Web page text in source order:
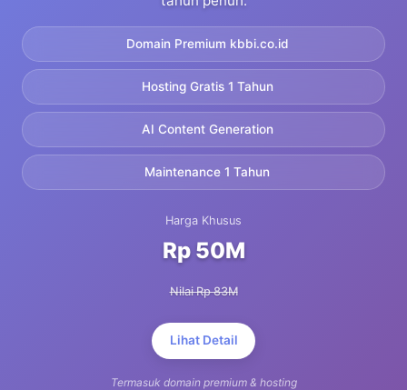
Domain Premium kbbi.co.id
Hosting Gratis 1 Tahun
AI Content Generation
Maintenance 1 Tahun
Harga Khusus
Rp 50M
Nilai Rp 83M
Lihat Detail
Termasuk domain premium & hosting